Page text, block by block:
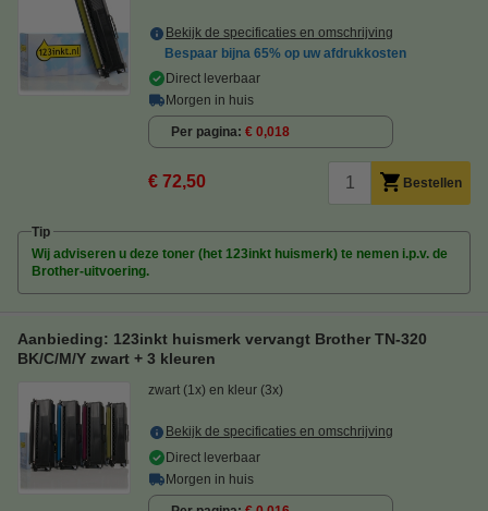
Bekijk de specificaties en omschrijving
Bespaar bijna 65% op uw afdrukkosten
Direct leverbaar
Morgen in huis
Per pagina € 0,018
€ 72,50 Bestellen
Tip
Wij adviseren u deze toner (het 123inkt huismerk) te nemen i.p.v. de
Brother-uitvoering.
Aanbieding: 123inkt huismerk vervangt Brother TN-320
BK/C/M/Y zwart + 3 kleuren
zwart (1x) en kleur (3x)
Bekijk de specificaties en omschrijving
Direct leverbaar
Morgen in huis